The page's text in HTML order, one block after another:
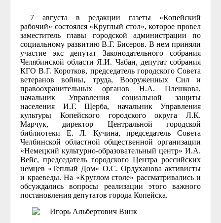
7 августа в редакции газеты «Копейский
рабочий» состоялся «Круглый стол», которое провел
заместитель главы городской администрации по
социальному развитию В.Г. Бисеров. В нем приняли
участие экс депутат Законодательного собрания
Челябинской области Я.И. Чабан, депутат собрания
КГО В.Г. Коротков, председатель городского Совета
ветеранов войны, труда, Вооруженных Сил и
правоохранительных органов Н.А. Плешкова,
начальник Управления социальной защиты
населения И.Г. Щерба, начальник Управления
культуры Копейского городского округа Л.К.
Марчук, директор Центральной городской
библиотеки Е. Л. Кучина, председатель Совета
Челбинской областной общественной организации
«Немецкий культурно-образовательный центр» И.А.
Вейс, председатель городского Центра российских
немцев «Теплый Дом» О.С. Ордуханова активисты
и краеведы. На «Круглом столе» рассматривались и
обсуждались вопросы реализации этого важного
постановления депутатов города Копейска.